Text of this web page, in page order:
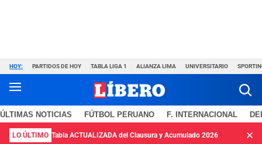
HOY: PARTIDOS DE HOY TABLA LIGA 1 ALIANZA LIMA UNIVERSITARIO
ÚLTIMAS NOTICIAS FÚTBOL PERUANO F. INTERNACIONAL
LO ÚLTIMO Tabla ACTUALIZADA del Clausura y Acumulado 2026